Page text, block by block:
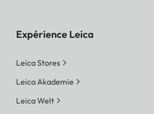
Expérience Leica
Leica Stores
Leica Akademie
Leica Welt